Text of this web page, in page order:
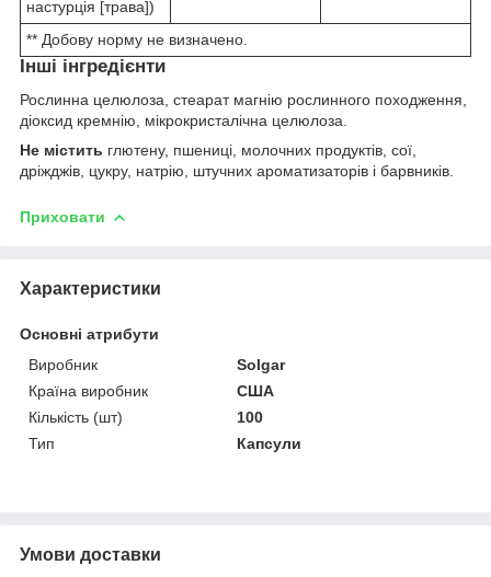
настурція [трава])
** Добову норму не визначено.
Інші інгредієнти
Рослинна целюлоза, стеарат магнію рослинного походження,
діоксид кремнію, мікрокристалічна целюлоза.
Не містить глютену, пшениці, молочних продуктів, сої,
дріжджів, цукру, натрію, штучних ароматизаторів і барвників.
Приховати
Характеристики
Основні атрибути
Виробник
Solgar
Країна виробник
США
Кількість (шт)
100
Тип
Капсули
Умови доставки